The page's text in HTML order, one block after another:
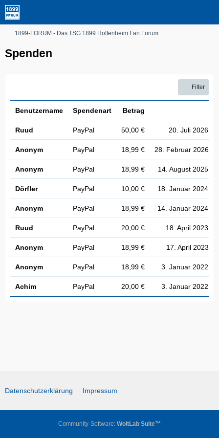
1899-FORUM - Das TSG 1899 Hoffenheim Fan Forum
Spenden
Filter
Benutzername Spendenart Betrag
Ruud PayPal 50,00 € 20. Juli 2026
Anonym PayPal 18,99 € 28. Februar 2026
Anonym PayPal 18,99 € 14. August 2025
Dörfler PayPal 10,00 € 18. Januar 2024
Anonym PayPal 18,99 € 14. Januar 2024
Ruud PayPal 20,00 € 18. April 2023
Anonym PayPal 18,99 € 17. April 2023
Anonym PayPal 18,99 € 3. Januar 2022
Achim PayPal 20,00 € 3. Januar 2022
Datenschutzerklärung Impressum
Community-Software: WoltLab Suite™